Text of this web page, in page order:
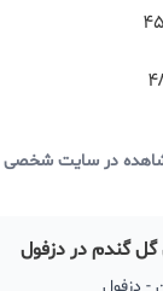
در سایت شخصی
گندم در دزفول